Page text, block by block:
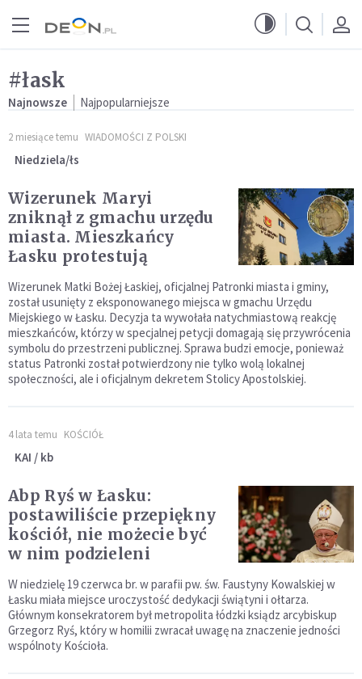
#łask
Najnowsze Najpopularniejsze
2 miesiące temu WIADOMOŚCI Z POLSKI
Niedziela/łs
Wizerunek Maryi
zniknął z gmachu urzędu
miasta. Mieszkańcy
Łasku protestują
Wizerunek Matki Bożej Łaskiej, oficjalnej Patronki miasta i gminy,
został usunięty z eksponowanego miejsca w gmachu Urzędu
Miejskiego w Łasku. Decyzja ta wywołała natychmiastową reakcję
mieszkańców, którzy w specjalnej petycji domagają się przywrócenia
symbolu do przestrzeni publicznej. Sprawa budzi emocje, ponieważ
status Patronki został potwierdzony nie tylko wolą lokalnej
społeczności, ale i oficjalnym dekretem Stolicy Apostolskiej.
4 lata temu KOŚCIÓŁ
KAI / kb
Abp Ryś w Łasku:
postawiliście przepiękny
kościół, nie możecie być
w nim podzieleni
W niedzielę 19 czerwca br. w parafii pw. św. Faustyny Kowalskiej w
Łasku miała miejsce uroczystość dedykacji świątyni i ołtarza.
Głównym konsekratorem był metropolita łódzki ksiądz arcybiskup
Grzegorz Ryś, który w homilii zwracał uwagę na znaczenie jedności
wspólnoty Kościoła.